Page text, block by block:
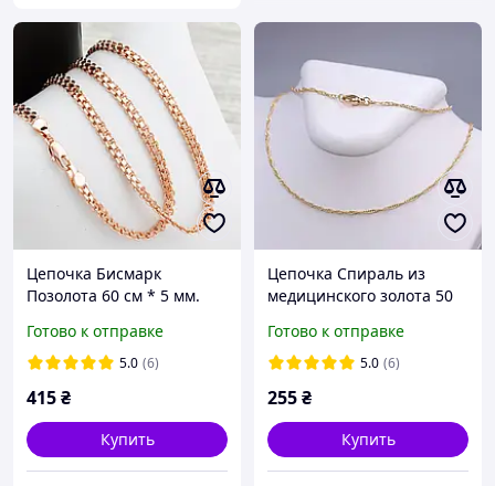
Цепочка Бисмарк
Позолота 60 см * 5 мм.
золота
Готово к отправке
5.0 (6)
415₴
Купить
Цепочка Спираль из
медицинского золота 50
позолота 18К Xuping
Готово к отправке
5.0 (6)
255₴
Купить